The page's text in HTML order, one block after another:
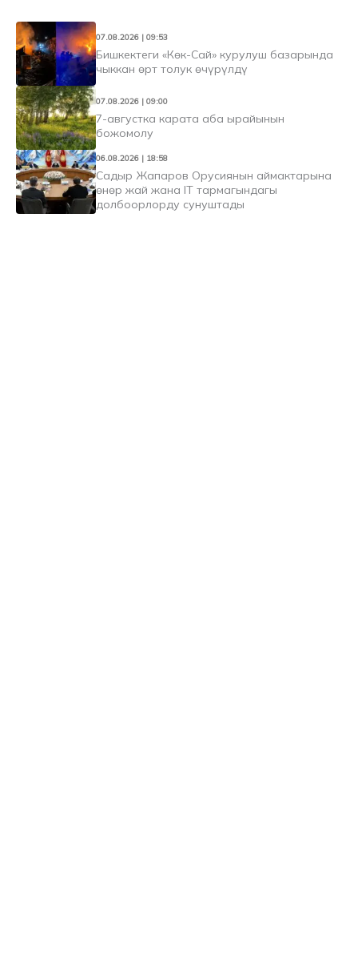
07.08.2026 | 09:53
Бишкектеги «Көк-Сай» курулуш базарында
чыккан өрт толук өчүрүлдү
07.08.2026 | 09:00
7-августка карата аба ырайынын
божомолу
06.08.2026 | 18:58
Садыр Жапаров Орусиянын аймактарына
өнөр жай жана IT тармагындагы
долбоорлорду сунуштады